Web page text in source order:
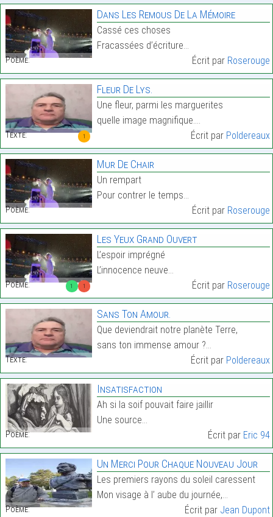
Poème:
Dans Les Remous De La Mémoire
Cassé ces choses
Fracassées d’écriture…
Écrit par Roserouge
1
Texte:
Fleur De Lys.
Une fleur, parmi les marguerites
quelle image magnifique.…
Écrit par Poldereaux
Poème:
Mur De Chair
Un rempart
Pour contrer le temps…
Écrit par Roserouge
1 1
Poème:
Les Yeux Grand Ouvert
L’espoir imprégné
L’innocence neuve…
Écrit par Roserouge
Texte:
Sans Ton Amour.
Que deviendrait notre planète Terre,
sans ton immense amour ?…
Écrit par Poldereaux
Poème:
Insatisfaction
Ah si la soif pouvait faire jaillir
Une source…
Écrit par Eric 94
Poème:
Un Merci Pour Chaque Nouveau Jour
Les premiers rayons du soleil caressent
Mon visage à l’ aube du journée,…
Écrit par Jean Dupont